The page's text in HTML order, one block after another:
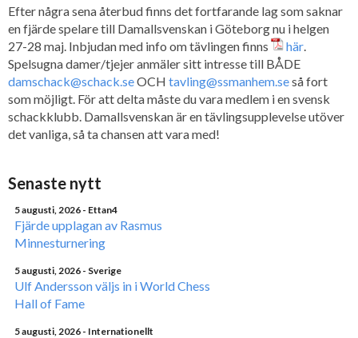
Efter några sena återbud finns det fortfarande lag som saknar
en fjärde spelare till Damallsvenskan i Göteborg nu i helgen
27-28 maj. Inbjudan med info om tävlingen finns
här.
Spelsugna damer/tjejer anmäler sitt intresse till BÅDE
damschack@schack.seOCH tavling@ssmanhem.seså fort
som möjligt. För att delta måste du vara medlem i en svensk
schackklubb. Damallsvenskan är en tävlingsupplevelse utöver
det vanliga, så ta chansen att vara med!
Senaste nytt
5 augusti, 2026 - Ettan4
Fjärde upplagan av Rasmus
Minnesturnering
5 augusti, 2026 - Sverige
Ulf Andersson väljs in i World Chess
Hall of Fame
5 augusti, 2026 - Internationellt